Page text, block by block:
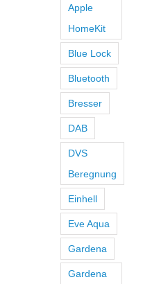
Apple
HomeKit
Blue Lock
Bluetooth
Bresser
DAB
DVS
Beregnung
Einhell
Eve Aqua
Gardena
Gardena